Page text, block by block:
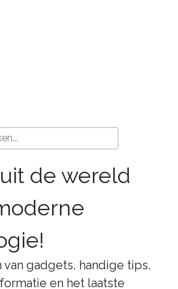
de wereld
gadgets, handige tips,
en het laatste